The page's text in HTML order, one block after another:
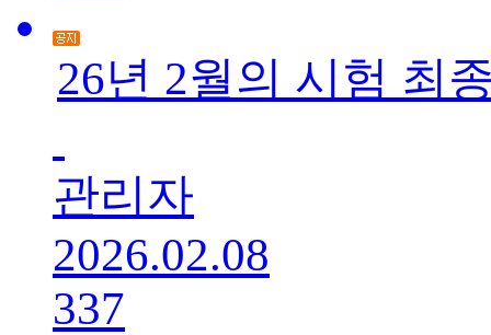
26년 2월의 시험 최
관리자
2026.02.08
337